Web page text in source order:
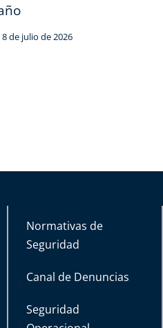
8 de julio de 2026
Normativas de
Seguridad
Canal de Denuncias
Seguridad